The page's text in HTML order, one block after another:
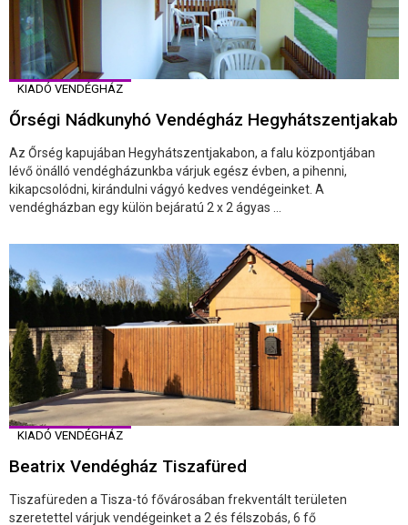
KIADÓ VENDÉGHÁZ
Őrségi Nádkunyhó Vendégház Hegyhátszentjakab
Az Őrség kapujában Hegyhátszentjakabon, a falu központjában
lévő önálló vendégházunkba várjuk egész évben, a pihenni,
kikapcsolódni, kirándulni vágyó kedves vendégeinket. A
vendégházban egy külön bejáratú 2 x 2 ágyas ...
KIADÓ VENDÉGHÁZ
Beatrix Vendégház Tiszafüred
Tiszafüreden a Tisza-tó fővárosában frekventált területen
szeretettel várjuk vendégeinket a 2 és félszobás, 6 fő